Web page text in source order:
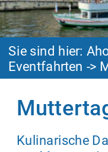
Kulinarische
Sie sind hier:
Eventfahrten ->